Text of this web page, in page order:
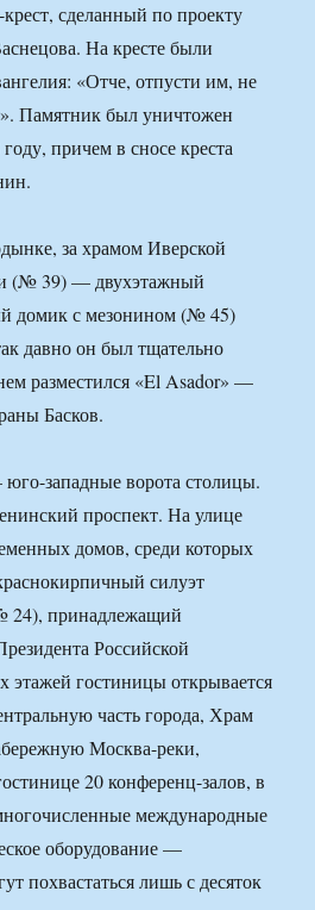
сделанный по проекту
На кресте были
«Отче, отпусти им, не
Памятник был уничтожен
причем в сносе креста
за храмом Иверской
(№ 39) — двухэтажный
домик с мезонином (№ 45)
давно он был тщательно
разместился «El Asador» —
Басков.
западные ворота столицы.
проспект. На улице
домов, среди которых
силуэт
24), принадлежащий
Российской
этажей гостиницы открывается
часть города, Храм
Москва-реки,
20 конференц-залов, в
международные
оборудование —
похвастаться лишь с десяток